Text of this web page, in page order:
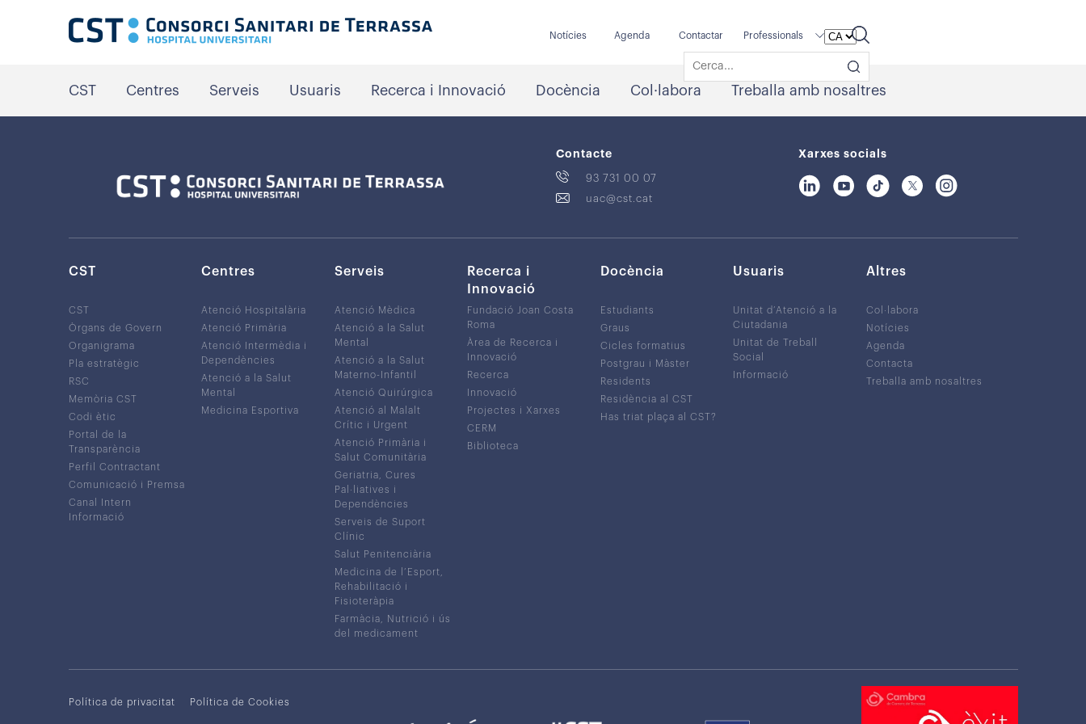
Notícies Agenda Contactar Professionals
CST Centres Serveis Usuaris Recerca i Innovació Docència Col·labora Treballa amb nosaltres
Contacte
93 731 00 07
uac@cst.cat
Xarxes socials
CST
CST
Òrgans de Govern
Organigrama
Pla estratègic
RSC
Memòria CST
Codi ètic
Portal de la
Transparència
Perfil Contractant
Comunicació i Premsa
Canal Intern
Informació
Centres
Atenció Hospitalària
Atenció Primària
Atenció Intermèdia i
Dependències
Atenció a la Salut
Mental
Medicina Esportiva
Serveis
Atenció Mèdica
Atenció a la Salut
Mental
Atenció a la Salut
Materno-Infantil
Atenció Quirúrgica
Atenció al Malalt
Crític i Urgent
Atenció Primària i
Salut Comunitària
Geriatria, Cures
Pal·liatives i
Dependències
Serveis de Suport
Clínic
Salut Penitenciària
Medicina de l’Esport,
Rehabilitació i
Fisioteràpia
Farmàcia, Nutrició i ús
del medicament
Recerca i
Innovació
Fundació Joan Costa
Roma
Àrea de Recerca i
Innovació
Recerca
Innovació
Projectes i Xarxes
CERM
Biblioteca
Docència
Estudiants
Graus
Cicles formatius
Postgrau i Màster
Residents
Residència al CST
Has triat plaça al CST?
Usuaris
Unitat d’Atenció a la
Ciutadania
Unitat de Treball
Social
Informació
Altres
Col·labora
Notícies
Agenda
Contacta
Treballa amb nosaltres
Política de privacitat Política de Cookies